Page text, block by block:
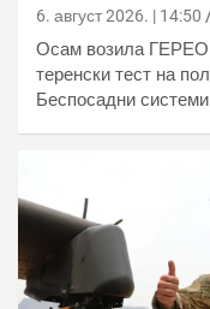
6. август 2026. | 14:50
Осам возила
теренски тест на
Беспосадни